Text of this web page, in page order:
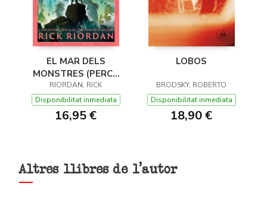
EL MAR DELS
MONSTRES (PERCY
JACKSON I ELS DÉUS
DE L'OLIMP 2)
RIORDAN, RICK
Disponibilitat inmediata
16,95 €
LOBOS
BRODSKY, ROBERTO
Disponibilitat inmediata
18,90 €
Altres llibres de l'autor